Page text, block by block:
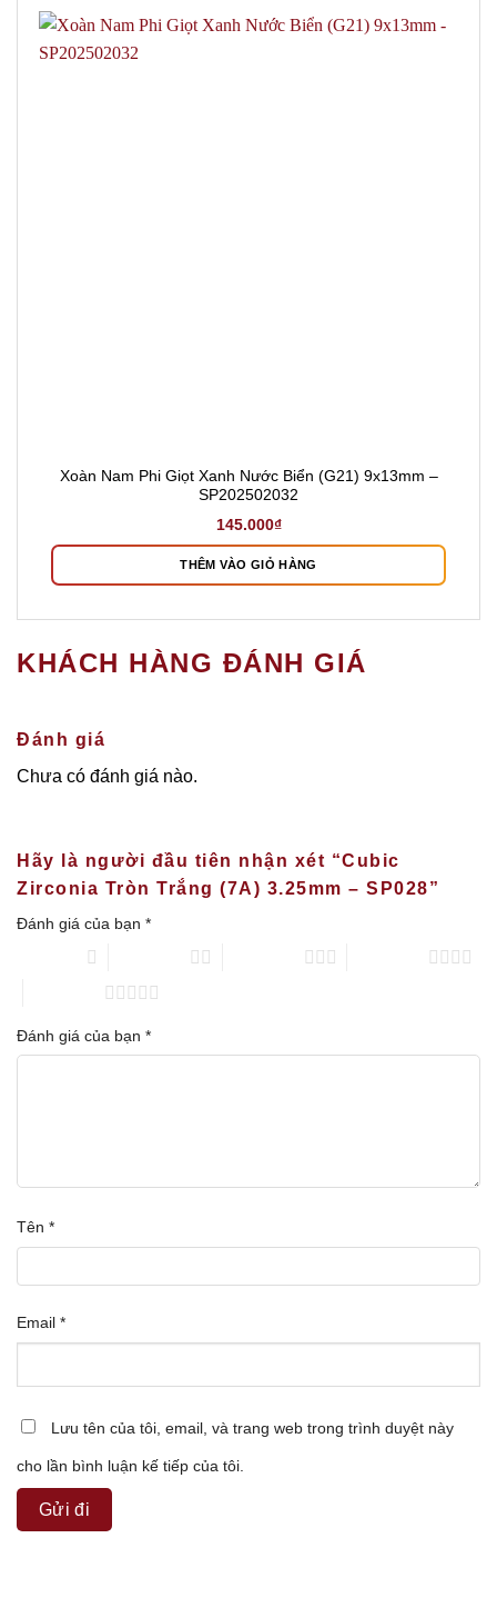
Xoàn Nam Phi Giọt Xanh Nước Biển (G21) 9x13mm –
SP202502032
145.000₫
THÊM VÀO GIỎ HÀNG
KHÁCH HÀNG ĐÁNH GIÁ
Đánh giá
Chưa có đánh giá nào.
Hãy là người đầu tiên nhận xét “Cubic
Zirconia Tròn Trắng (7A) 3.25mm – SP028”
Đánh giá của bạn *
Đánh giá của bạn *
Tên *
Email *
Lưu tên của tôi, email, và trang web trong trình duyệt này
cho lần bình luận kế tiếp của tôi.